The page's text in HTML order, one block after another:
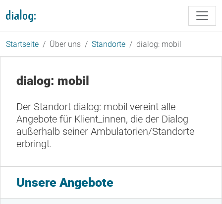
Startseite Über uns Standorte dialog: mobil
dialog: mobil
Der Standort dialog: mobil vereint alle
Angebote für Klient_innen, die der Dialog
außerhalb seiner Ambulatorien/Standorte
erbringt.
Unsere Angebote